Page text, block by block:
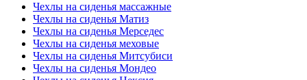
Чехлы на сиденья массажные
Чехлы на сиденья Матиз
Чехлы на сиденья Мерседес
Чехлы на сиденья меховые
Чехлы на сиденья Митсубиси
Чехлы на сиденья Мондео